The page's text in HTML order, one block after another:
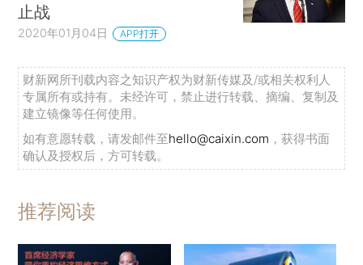
止战
2020年01月04日 APP打开
财新网所刊载内容之知识产权为财新传媒及/或相关权利人
专属所有或持有。未经许可，禁止进行转载、摘编、复制及
建立镜像等任何使用。
如有意愿转载，请发邮件至hello@caixin.com ，获得书面
确认及授权后，方可转载。
推荐阅读